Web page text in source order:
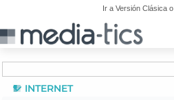
Ir a Versión Clásica
INTERNET